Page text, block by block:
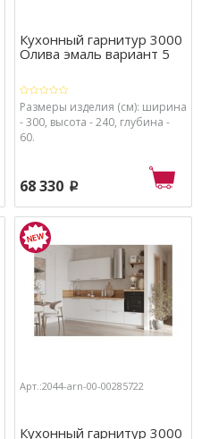
Кухонный гарнитур 3000
Олива эмаль вариант 5
Размеры изделия (см): ширина
- 300, высота - 240, глубина -
60.
68 330 p
Арт.:2044-arn-00-00285722
Кухонный гарнитур 3000